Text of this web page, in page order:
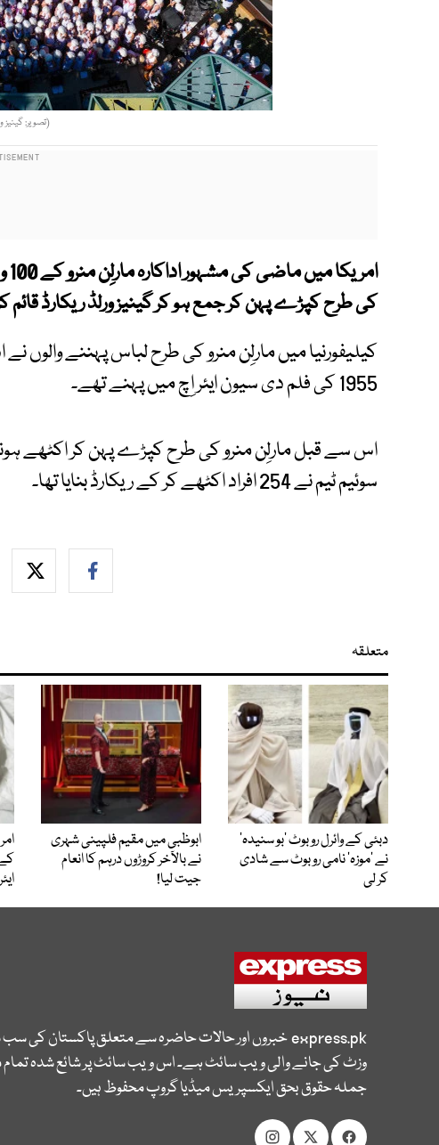
(تصویر: گینیز
کی طرح کپڑے پہن کر جمع ہو کر گینیز ورلڈ ریکارڈ قائم
کیلیفورنیا میں مارلِن منرو کی طرح لباس پہننے والوں
1955 کی فلم دی سیون ایئر اِچ میں پہنے تھے۔
سوئیم ٹیم نے 254 افراد اکٹھے کر کے ریکارڈ بنایا تھا۔
متعلقہ
دبئی کے وائرل روبوٹ ’بو سنیدہ‘
نے ’موزہ‘ نامی روبوٹ سے شادی
کر لی
ابوظبی میں مقیم فلپینی شہری
نے بالآخر کروڑوں درہم کا انعام
جیت لیا!
express.pkخبروں اور حالات حاضرہ سے متعلق پاکستان کی سب
وزٹ کی جانے والی ویب سائٹ ہے۔ اس ویب سائٹ پر شائع شدہ تمام
جملہ حقوق بحق ایکسپریس میڈیا گروپ محفوظ ہیں۔